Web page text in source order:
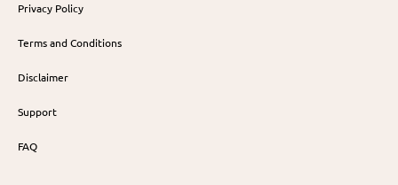
Privacy Policy
Terms and Conditions
Disclaimer
Support
FAQ